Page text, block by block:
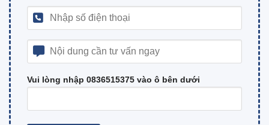
Vui lòng nhập 0836515375 vào ô bên dưới